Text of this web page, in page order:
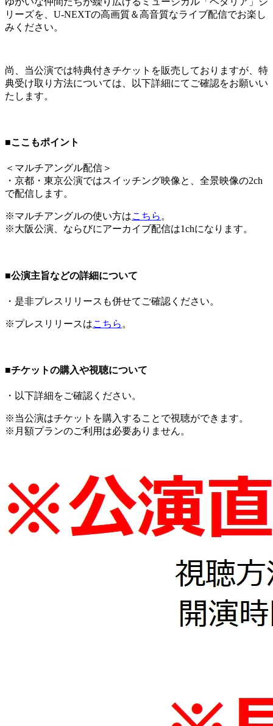
リーズを、U-NEXTの高画質＆高音質なライブ配信でお楽し
みください。
尚、当公演では特典付きチケットを販売しておりますが、特
典受け取り方法については、以下詳細にてご確認をお願いい
たします。
■ここもポイント
＜ マルチアングル配信 ＞
・京都・東京公演ではスイッチング映像と、全景映像の2ch
で配信します。
※マルチアングルの使い方はこちら 。
※大阪公演、ならびにアーカイブ配信は1chになります。
■公演主旨などの詳細について
・是非プレスリリースも併せてご確認ください。
※プレスリリースはこちら 。
■チケットの購入や視聴について
・以下詳細をご確認ください。
※当公演はチケットを購入することで視聴ができます。
※月額プランのご利用は必要ありません。